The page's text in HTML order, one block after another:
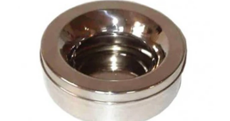
TIL HUNDEFØREREN
TIL BILEN
FODER & FODER